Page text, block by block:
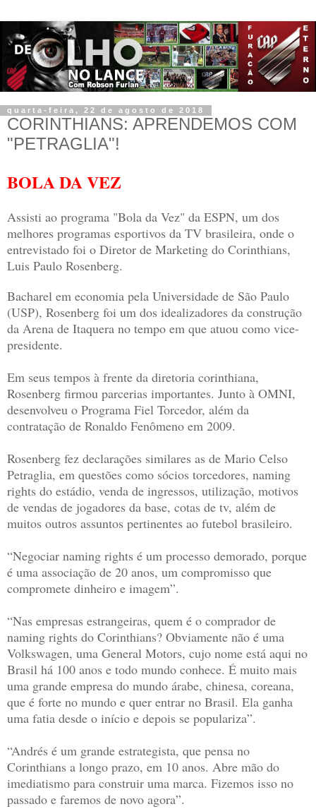
quarta-feira, 22 de agosto de 2018
CORINTHIANS: APRENDEMOS COM
"PETRAGLIA"!
BOLA DA VEZ
Assisti ao programa "Bola da Vez" da ESPN, um dos
melhores programas esportivos da TV brasileira, onde o
entrevistado foi o Diretor de Marketing do Corinthians,
Luis Paulo Rosenberg.
Bacharel em economia pela Universidade de São Paulo
(USP), Rosenberg foi um dos idealizadores da construção
da Arena de Itaquera no tempo em que atuou como vice-
presidente.
Em seus tempos à frente da diretoria corinthiana,
Rosenberg firmou parcerias importantes. Junto à OMNI,
desenvolveu o Programa Fiel Torcedor, além da
contratação de Ronaldo Fenômeno em 2009.
Rosenberg fez declarações similares as de Mario Celso
Petraglia, em questões como sócios torcedores, naming
rights do estádio, venda de ingressos, utilização, motivos
de vendas de jogadores da base, cotas de tv, além de
muitos outros assuntos pertinentes ao futebol brasileiro.
“Negociar naming rights é um processo demorado, porque
é uma associação de 20 anos, um compromisso que
compromete dinheiro e imagem”.
“Nas empresas estrangeiras, quem é o comprador de
naming rights do Corinthians? Obviamente não é uma
Volkswagen, uma General Motors, cujo nome está aqui no
Brasil há 100 anos e todo mundo conhece. É muito mais
uma grande empresa do mundo árabe, chinesa, coreana,
que é forte no mundo e quer entrar no Brasil. Ela ganha
uma fatia desde o início e depois se populariza”.
“Andrés é um grande estrategista, que pensa no
Corinthians a longo prazo, em 10 anos. Abre mão do
imediatismo para construir uma marca. Fizemos isso no
passado e faremos de novo agora”.